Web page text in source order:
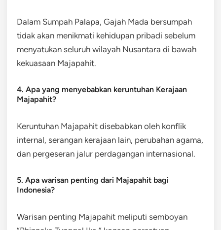
Dalam Sumpah Palapa, Gajah Mada bersumpah
tidak akan menikmati kehidupan pribadi sebelum
menyatukan seluruh wilayah Nusantara di bawah
kekuasaan Majapahit.
4. Apa yang menyebabkan keruntuhan Kerajaan
Majapahit?
Keruntuhan Majapahit disebabkan oleh konflik
internal, serangan kerajaan lain, perubahan agama,
dan pergeseran jalur perdagangan internasional.
5. Apa warisan penting dari Majapahit bagi
Indonesia?
Warisan penting Majapahit meliputi semboyan